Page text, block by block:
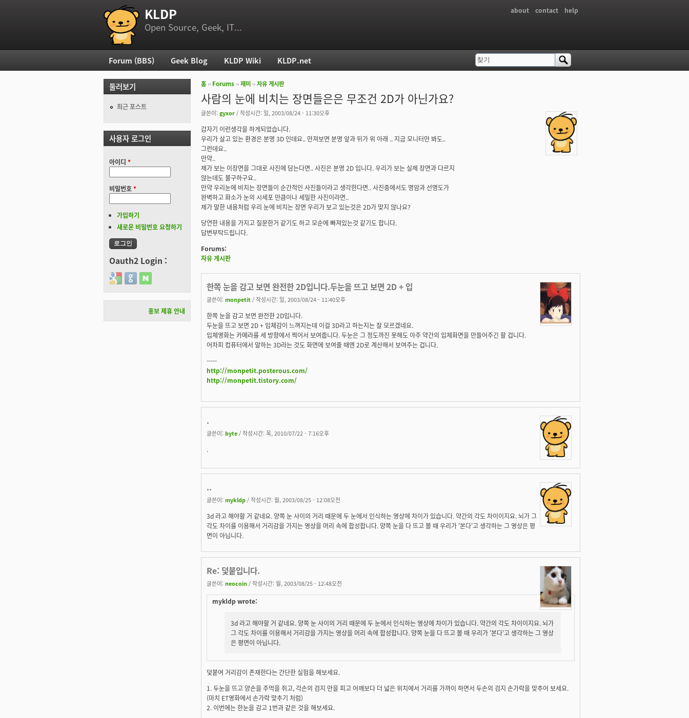
부 메뉴
about contact help
KLDP
Open Source, Geek, IT...
현재 위치
홈 ›› Forums ››재미 ››자유 게시판
사람의 눈에 비치는 장면들은은 무조건 2D가 아닌가요?
글쓴이: gyxor / 작성시간: 일, 2003/08/24 - 11:30오후
갑자기 이런생각을 하게되었습니다.
우리가 살고 있는 환경은 분명 3D 인데요.. 만져보면 분명 앞과 뒤가 위 아래 .. 지금 모니터만 봐도..
그런데요..
만약..
제가 보는 이장면을 그대로 사진에 담는다면.. 사진은 분명 2D 입니다. 우리가 보는 실제 장면과 다르지
않는데도 불구하구요..
만약 우리눈에 비치는 장면들이 순간적인 사진들이라고 생각한다면.. 사진중에서도 명암과 선명도가
완벽하고 화소가 눈의 시세포 만큼이나 세밀한 사진이라면..
제가 말한 내용처럼 우리 눈에 비치는 장면 우리가 보고 있는것은 2D가 맞지 않나요?
당연한 내용을 가지고 질문한거 같기도 하고 모순에 빠져있는것 같기도 합니다.
답변부탁드립니다.
Forums:
자유 게시판
한쪽 눈을 감고 보면 완전한 2D입니다.두눈을 뜨고 보면 2D + 입
글쓴이: monpetit / 작성시간: 일, 2003/08/24 - 11:40오후
한쪽 눈을 감고 보면 완전한 2D입니다.
두눈을 뜨고 보면 2D + 입체감이 느껴지는데 이걸 3D라고 하는지는 잘 모르겠네요.
입체영화는 카메라를 세 방향에서 찍어서 보여줍니다. 두눈은 그 정도까진 못해도 아주 약간의 입체화면을 만들어주긴 할 겁니다.
어차피 컴퓨터에서 말하는 3D라는 것도 화면에 보여줄 때엔 2D로 계산해서 보여주는 겁니다.
-----
http://monpetit.posterous.com/
http://monpetit.tistory.com/
.
글쓴이: byte / 작성시간: 목, 2010/07/22 - 7:16오후
.
..
글쓴이: mykldp / 작성시간: 월, 2003/08/25 - 12:08오전
3d 라고 해야할 거 같네요. 양쪽 눈 사이의 거리 때문에 두 눈에서 인식하는 영상에 차이가 있습니다. 약간의 각도 차이이지요. 뇌가 그
각도 차이를 이용해서 거리감을 가지는 영상을 머리 속에 합성합니다. 양쪽 눈을 다 뜨고 볼 때 우리가 '본다'고 생각하는 그 영상은 평
면이 아닙니다.
Re: 덫붙입니다.
글쓴이: neocoin / 작성시간: 월, 2003/08/25 - 12:48오전
mykldp wrote:
3d 라고 해야할 거 같네요. 양쪽 눈 사이의 거리 때문에 두 눈에서 인식하는 영상에 차이가 있습니다. 약간의 각도 차이이지요. 뇌가
그 각도 차이를 이용해서 거리감을 가지는 영상을 머리 속에 합성합니다. 양쪽 눈을 다 뜨고 볼 때 우리가 '본다'고 생각하는 그 영상
은 평면이 아닙니다.
덫붙여 거리감이 존재한다는 간단한 실험을 해보세요.
1. 두눈을 뜨고 양손을 주먹을 쥐고, 각손의 검지 만을 피고 어깨보다 더 넓은 위치에서 거리를 가까이 하면서 두손의 검지 손가락을 맞추어 보세요.
(마치 ET영화에서 손가락 맞추기 처럼)
2. 이번에는 한눈을 감고 1번과 같은 것을 해보세요.
주 메뉴
Forum (BBS) Geek Blog KLDP Wiki KLDP.net 검색 폼
찾기
둘러보기
최근 포스트
사용자 로그인
아이디 *
비밀번호*
가입하기
새로운 비밀번호 요청하기
Oauth2 Login :
Login with Google
Login with GitHub
Login with Naver
홍보 제휴 안내